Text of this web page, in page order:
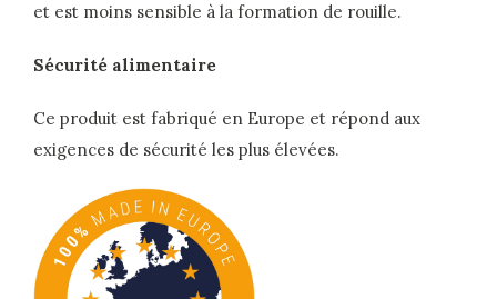
et est moins sensible à la formation de rouille.
Sécurité alimentaire
Ce produit est fabriqué en Europe et répond aux
exigences de sécurité les plus élevées.